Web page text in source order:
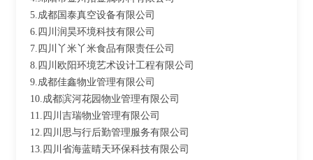
5.成都国泰真空设备有限公司
6.四川润昊环境科技有限公司
7.四川丫米丫米食品有限责任公司
8.四川欧阳环境艺术设计工程有限公司
9.成都佳鑫物业管理有限公司
10.成都滨河花园物业管理有限公司
11.四川吉瑞物业管理有限公司
12.四川思与行后勤管理服务有限公司
13.四川省海蓝晴天环保科技有限公司